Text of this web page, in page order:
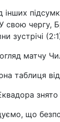
інших
свою чергу,
зустрічі
матчу
таблиця
що